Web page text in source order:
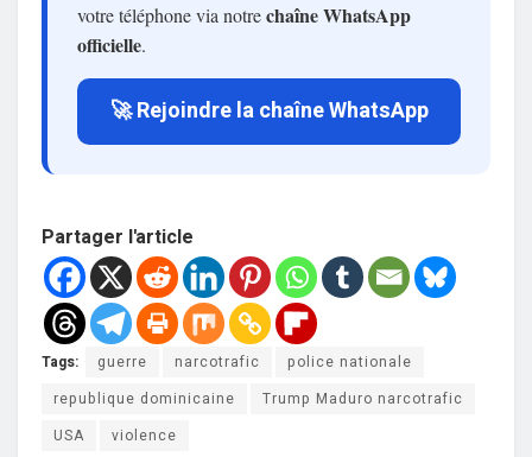
votre téléphone via notrechaîne WhatsApp
officielle.
🚀 Rejoindre la chaîne WhatsApp
Partager l'article
Tags: guerre narcotrafic
police nationale
republique dominicaine
Trump Maduro narcotrafic
USA
violence